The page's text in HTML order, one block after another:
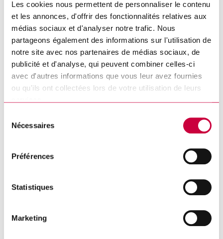
Les cookies nous permettent de personnaliser le contenu
et les annonces, d'offrir des fonctionnalités relatives aux
médias sociaux et d'analyser notre trafic. Nous
partageons également des informations sur l'utilisation de
notre site avec nos partenaires de médias sociaux, de
publicité et d'analyse, qui peuvent combiner celles-ci
avec d'autres informations que vous leur avez fournies
ou qu'ils ont collectées lors de votre utilisation de leurs
Nécessaires
Préférences
Statistiques
Marketing
Lendemain de conseil : séance du